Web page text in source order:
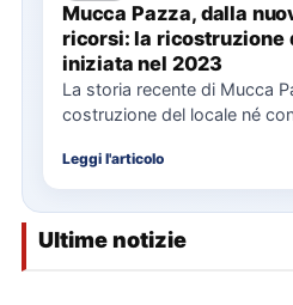
Mucca Pazza, dalla
ricorsi: la ricostruzione
iniziata nel 2023
La storia recente di Mucca
costruzione del locale né
Leggi l'articolo
Ultime notizie